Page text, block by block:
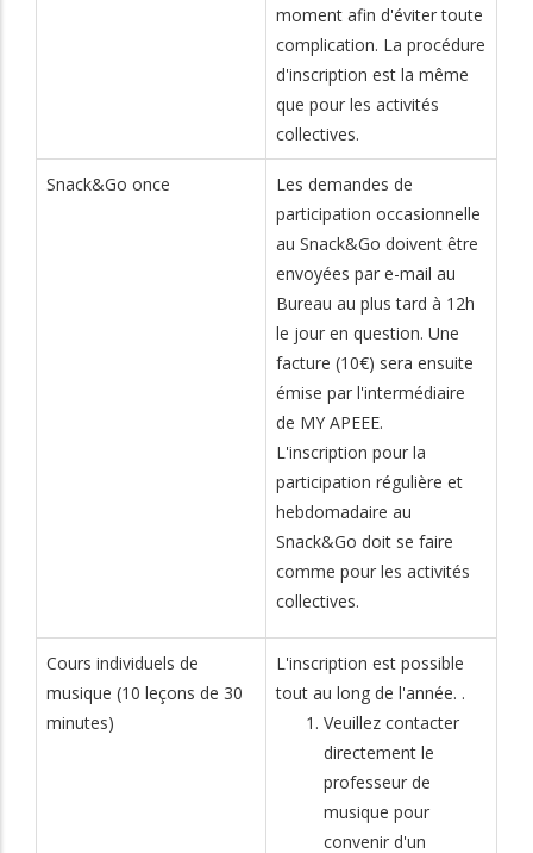
moment afin d'éviter toute
complication. La procédure
d'inscription est la même
que pour les activités
collectives.
Snack&Go once
Les demandes de
participation occasionnelle
au Snack&Go doivent être
envoyées par e-mail au
Bureau au plus tard à 12h
le jour en question. Une
facture (10€) sera ensuite
émise par l'intermédiaire
de MY APEEE.
L'inscription pour la
participation régulière et
hebdomadaire au
Snack&Go doit se faire
comme pour les activités
collectives.
Cours individuels de
musique (10 leçons de 30
minutes)
L'inscription est possible
tout au long de l'année. .
Veuillez contacter
directement le
professeur de
musique pour
convenir d'un